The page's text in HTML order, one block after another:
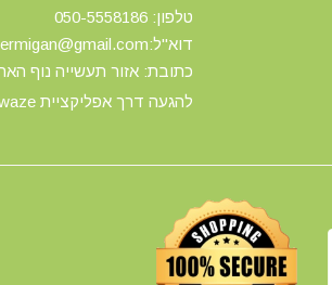
טלפון: 0 50-5558186
דוא"ל:yermigan@gmail.com
כתובת: אזור תעשייה נוף
להגעה דרך אפליקציית waze